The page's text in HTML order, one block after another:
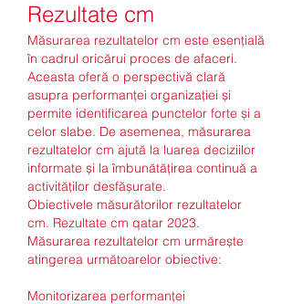
Rezultate cm
Măsurarea rezultatelor cm este esențială
în cadrul oricărui proces de afaceri.
Aceasta oferă o perspectivă clară
asupra performanței organizației și
permite identificarea punctelor forte și a
celor slabe. De asemenea, măsurarea
rezultatelor cm ajută la luarea deciziilor
informate și la îmbunătățirea continuă a
activităților desfășurate.
Obiectivele măsurătorilor rezultatelor
cm. Rezultate cm qatar 2023.
Măsurarea rezultatelor cm urmărește
atingerea următoarelor obiective:
Monitorizarea performanței